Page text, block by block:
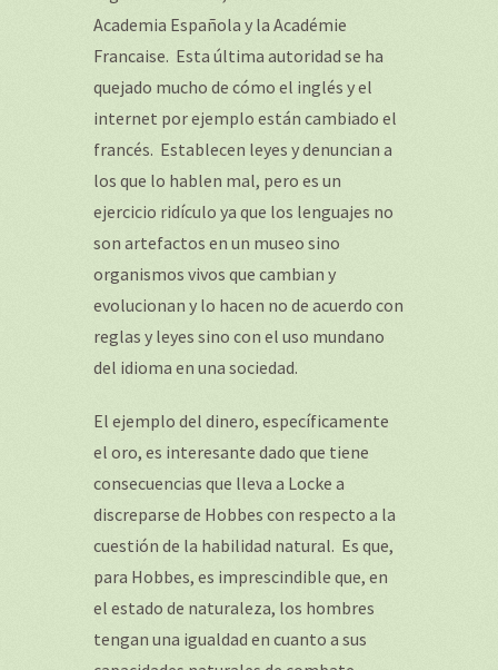
Academia Española y la Académie
Francaise. Esta última autoridad se ha
quejado mucho de cómo el inglés y el
internet por ejemplo están cambiado el
francés. Establecen leyes y denuncian a
los que lo hablen mal, pero es un
ejercicio ridículo ya que los lenguajes no
son artefactos en un museo sino
organismos vivos que cambian y
evolucionan y lo hacen no de acuerdo con
reglas y leyes sino con el uso mundano
del idioma en una sociedad.
El ejemplo del dinero, específicamente
el oro, es interesante dado que tiene
consecuencias que lleva a Locke a
discreparse de Hobbes con respecto a la
cuestión de la habilidad natural. Es que,
para Hobbes, es imprescindible que, en
el estado de naturaleza, los hombres
tengan una igualdad en cuanto a sus